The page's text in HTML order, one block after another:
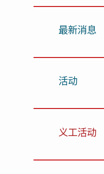
最新消息
活动
义工活动